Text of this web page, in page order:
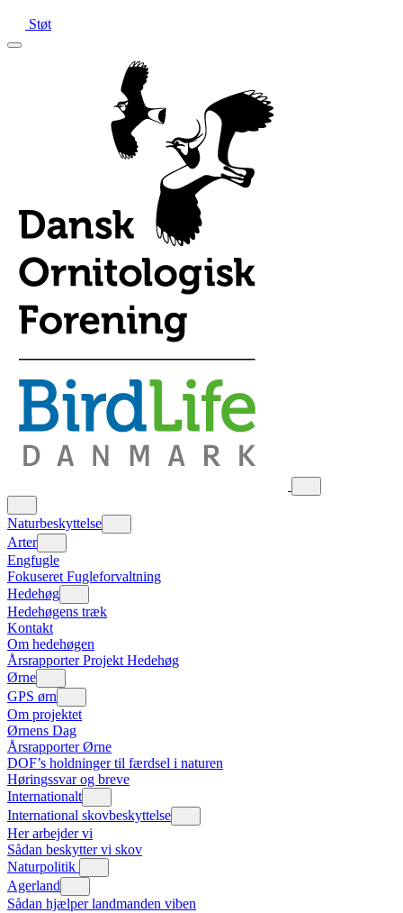
Støt
Naturbeskyttelse
Arter
Engfugle
Fokuseret Fugleforvaltning
Hedehøg
Hedehøgens træk
Kontakt
Om hedehøgen
Årsrapporter Projekt Hedehøg
Ørne
GPS ørn
Om projektet
Ørnens Dag
Årsrapporter Ørne
DOF’s holdninger til færdsel i naturen
Høringssvar og breve
Internationalt
International skovbeskyttelse
Her arbejder vi
Sådan beskytter vi skov
Naturpolitik
Agerland
Sådan hjælper landmanden viben